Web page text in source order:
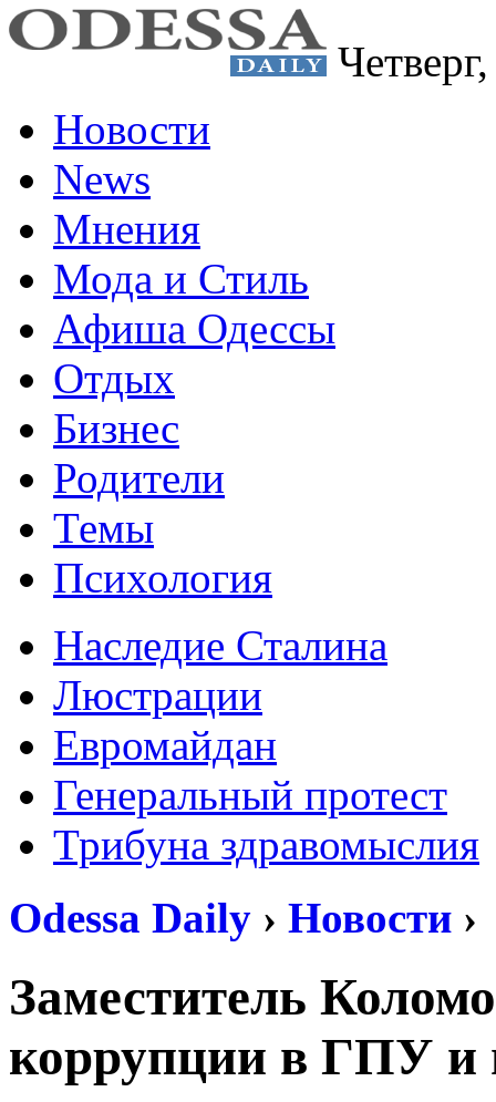
Новости
News
Мнения
Мода и Стиль
Афиша Одессы
Отдых
Бизнес
Родители
Темы
Психология
Наследие Сталина
Люстрации
Евромайдан
Генеральный протест
Трибуна здравомыслия
Odessa Daily › Новости ›
Заместитель
коррупции в ГПУ и